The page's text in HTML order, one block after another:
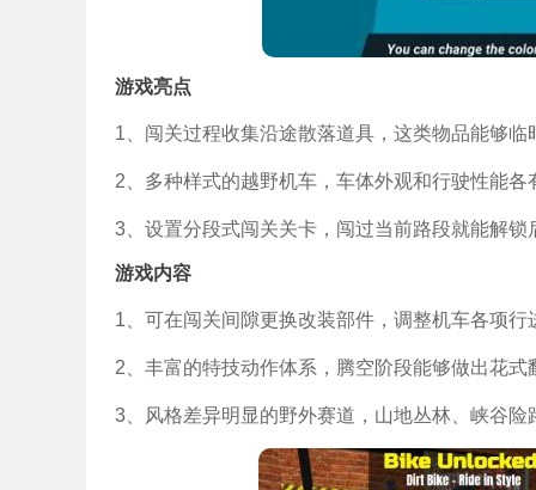
游戏亮点
1、闯关过程收集沿途散落道具，这类物品能够
2、多种样式的越野机车，车体外观和行驶性能
3、设置分段式闯关关卡，闯过当前路段就能解
游戏内容
1、可在闯关间隙更换改装部件，调整机车各项
2、丰富的特技动作体系，腾空阶段能够做出花
3、风格差异明显的野外赛道，山地丛林、峡谷